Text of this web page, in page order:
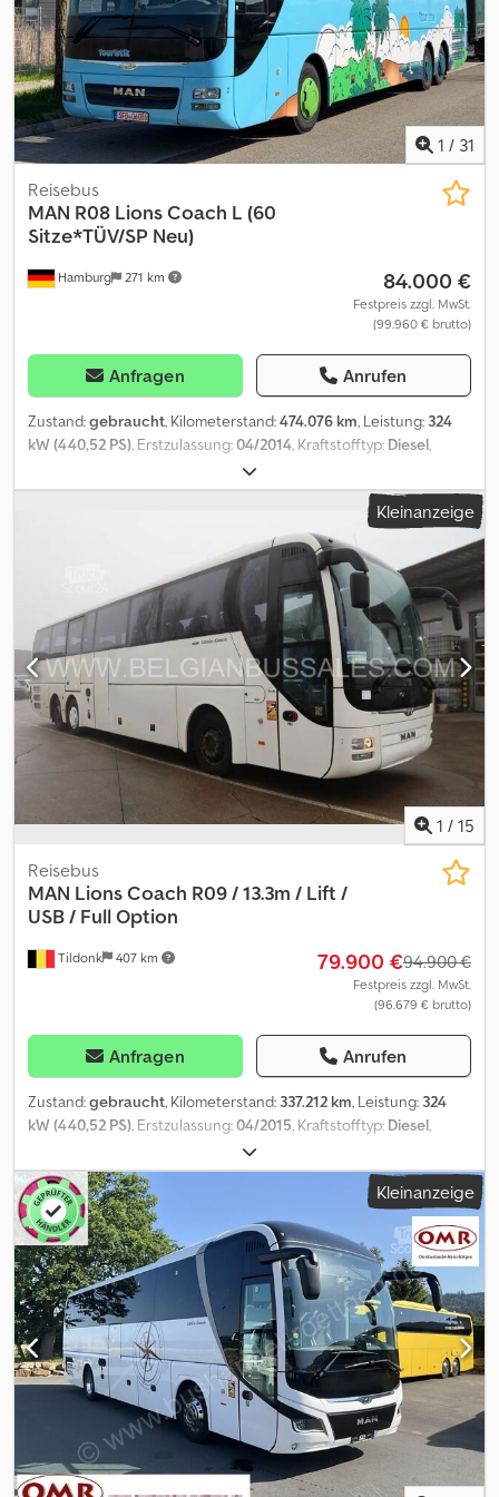
1 / 31
Hamburg 271 km
Reisebus
MAN R08 Lions Coach L (60
Sitze*TÜV/SP Neu)
84.000 €
Festpreis zzgl. MwSt.
(99.960 € brutto)
Anfragen Anrufen
Zustand:gebraucht, Kilometerstand:474.076 km, Leistung: 324
kW (440,52 PS), Erstzulassung:04/2014, Kraftstofftyp: Diesel,
, Getriebetyp:
Prüfung (TÜV):03/2027, Emissionsklasse:Euro6, Farbe:Blau,
ABS, Bordküche,
Elektronisches Stabilitätsprogramm (ESP), Klimaanlage,
Navigationssystem, Standheizung, Toilette, MAN R08 Lions
Coach L aus 1. Hand Deutsches Fahrzeug. 58+1+1 SchlafSitze,
Schaltung, Klimaanlage, Euro 6, Vollausstattung. Netto: 84.000
Euro. vom Optischen und Technischen Zustand überzeugen Sie
sich selbst vor Ort. Wir unterstützen Sie beim Export Originale
Datenbestätigung zur Länder-Homolagation,
Lieferantenerklärung, Erstellung der Ausfuhrpapiere,
Zollkennzeichen wenn erforderlich Csdpfexv Rk Nex Ah Djrf -eine
Besichtigung und Probefahrt ist jederzeit, auch am Wochenende,
nach telefonischer Absprache möglich ! Inzahlungnahme und
Fahrzeugüberführung auf Anfrage Besuchen sie unsere
Facebook seite. /
Kleinanzeige
1 / 15
Tildonk 407 km
Reisebus
MAN Lions Coach R09 / 13.3m / Lift /
USB / Full Option
79.900 €94.900 €
Festpreis zzgl. MwSt.
(96.679 € brutto)
Anfragen Anrufen
Zustand:gebraucht, Kilometerstand: 337.212 km, Leistung: 324
kW (440,52 PS), Erstzulassung:04/2015, Kraftstofftyp: Diesel,
, Getriebetyp:
Emissionsklasse:Euro6, Farbe:Sonstige, Bremsen:Retarder,
Baujahr:2015, Ausstattung:
ABS, Anhängerkupplung,
Behindertengerecht, Klimaanlage, Navigationssystem,
Tempomat, = Weitere Optionen und Zubehör = Sonstige - DVD -
Kühlschrank vorne - Schlafkabine - Toilette - USB connections -
Webasto Sonstiges - Klimaanlage - Rollstuhl Lift = Weitere
Informationen = Höhe: 390 cm Schäden: keines =
Firmeninformationen = Crsdpjyq D Aiefx Ah Def Wir sind ein
internationales Unternehmen mit Sitz in Belgien, in der
Umgebung von Brüssel (+/-20 km,). Belgian Bus Sales ist Ihr idealer
Partner für den An- und Verkauf von Gebrauchtbussen und
verfügt über einen umfangreichen Parkplatz, der als
Ausstellungsfläche dient. Wir haben stets zahlreiche Busse aller
Marken, Kapazitäten, Modelle und in jedem Preisniveau auf Lager.
Kleinanzeige